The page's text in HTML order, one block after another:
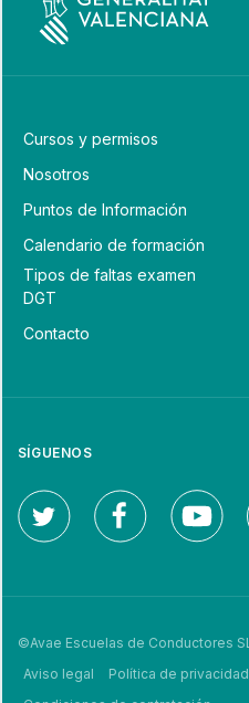
Cursos y permisos
Nosotros
Puntos de Información
Calendario de formación
Tipos de faltas examen
DGT
Contacto
SÍGUENOS
©Avae Escuelas de Conductores SL
Aviso legal
Política de privacidad